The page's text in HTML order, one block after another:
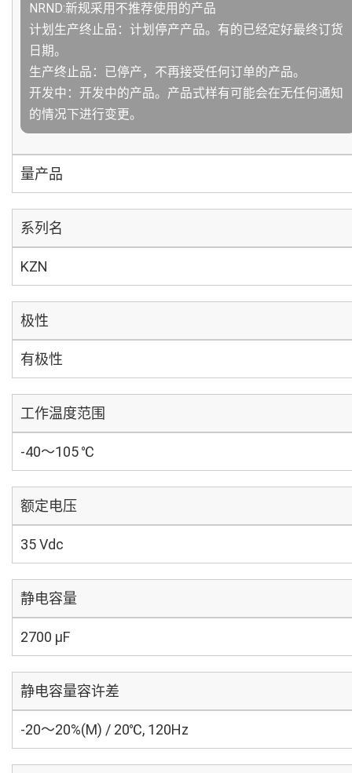
NRND:新规采用不推荐使用的产品
计划生产终止品：计划停产产品。有的已经定好最终订货
日期。
生产终止品：已停产，不再接受任何订单的产品。
开发中：开发中的产品。产品式样有可能会在无任何通知
的情况下进行变更。
量产品
系列名
KZN
极性
有极性
工作温度范围
-40～105 ℃
额定电压
35 Vdc
静电容量
2700 µF
静电容量容许差
-20～20%(M) / 20℃, 120Hz